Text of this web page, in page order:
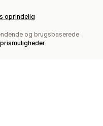
oprindelig
og brugsbaserede